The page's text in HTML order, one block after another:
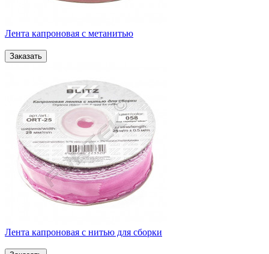
Лента капроновая с метанитью
Лента капроновая с нитью для сборки